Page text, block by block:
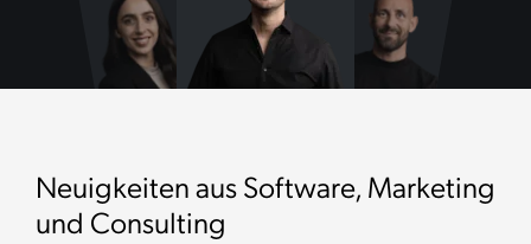
Neuigkeiten aus Software, Marketing
und Consulting